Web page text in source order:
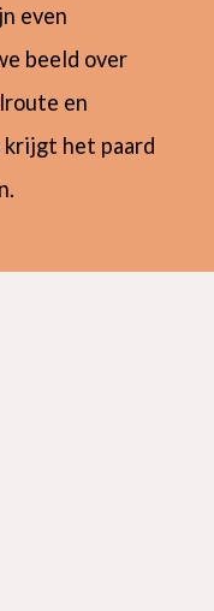
even
beeld over
en
krijgt het paard